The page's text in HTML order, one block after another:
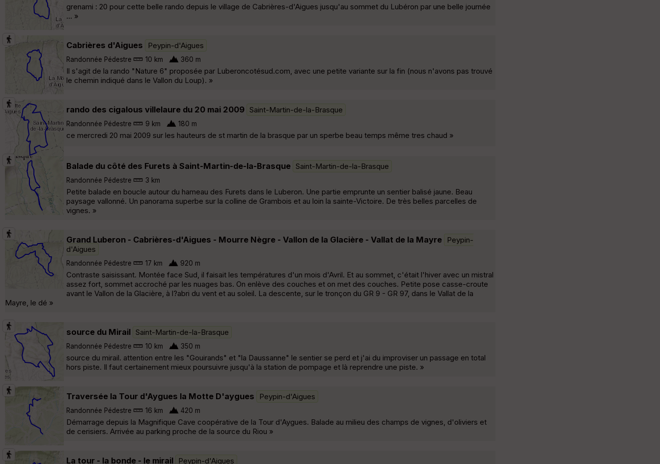
grenami : 20 pour cette belle rando depuis le village de Cabrières-d'Aigues jusqu'au sommet du Lubéron par une belle journée
... »
Cabrières d'Aigues Peypin-d'Aigues
Randonnée Pédestre 10 km 360 m
Il s'agit de la rando "Nature 6" proposée par Luberoncotésud.com, avec une petite variante sur la fin (nous n'avons pas trouvé
le chemin indiqué dans le Vallon du Loup). »
rando des cigalous villelaure du 20 mai 2009 Saint-Martin-de-la-Brasque
Randonnée Pédestre 9 km 180 m
ce mercredi 20 mai 2009 sur les hauteurs de st martin de la brasque par un sperbe beau temps même tres chaud »
Balade du côté des Furets à Saint-Martin-de-la-Brasque Saint-Martin-de-la-Brasque
Randonnée Pédestre 3 km
Petite balade en boucle autour du hameau des Furets dans le Luberon. Une partie emprunte un sentier balisé jaune. Beau
paysage vallonné. Un panorama superbe sur la colline de Grambois et au loin la sainte-Victoire. De très belles parcelles de
vignes. »
Grand Luberon - Cabrières-d'Aigues - Mourre Nègre - Vallon de la Glacière - Vallat de la Mayre
Peypin-
d'Aigues
Randonnée Pédestre 17 km 920 m
Contraste saisissant. Montée face Sud, il faisait les températures d'un mois d'Avril. Et au sommet, c'était l'hiver avec un mistral
assez fort, sommet accroché par les nuages bas. On enlève des couches et on met des couches. Petite pose casse-croute
avant le Vallon de la Glacière, à l?abri du vent et au soleil. La descente, sur le tronçon du GR 9 - GR 97, dans le Vallat de la
Mayre, le dé »
source du Mirail Saint-Martin-de-la-Brasque
Randonnée Pédestre 10 km 350 m
source du mirail. attention entre les "Gouirands" et "la Daussanne" le sentier se perd et j'ai du improviser un passage en total
hors piste. Il faut certainement mieux poursuivre jusqu'à la station de pompage et là reprendre une piste. »
Traversée la Tour d'Aygues la Motte D'aygues Peypin-d'Aigues
Randonnée Pédestre 16 km 420 m
Démarrage depuis la Magnifique Cave coopérative de la Tour d'Aygues. Balade au milieu des champs de vignes, d'oliviers et
de cerisiers. Arrivée au parking proche de la source du Riou »
La tour - la bonde - le mirail Peypin-d'Aigues